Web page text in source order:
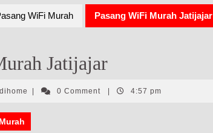
WiFi Murah Pasang WiFi Murah Jatijajar
Jatijajar
Indihome0 Comment 4:57 pm